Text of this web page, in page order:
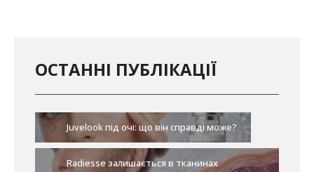
ОСТАННІ ПУБЛІКАЦІЇ
Juvelook під очі: що він справді може?
Radiesse залишається в тканинах